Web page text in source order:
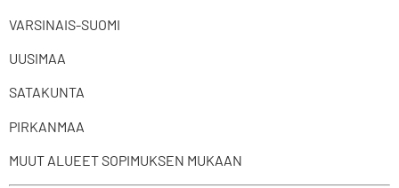
VARSINAIS-SUOMI
UUSIMAA
SATAKUNTA
PIRKANMAA
MUUT ALUEET SOPIMUKSEN MUKAAN